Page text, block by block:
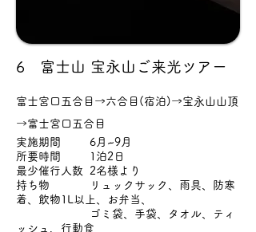
6 富士山 宝永山ご来光ツアー
富士宮口五合目→六合目(宿泊)→宝永山山頂
→富士宮口五合目
実施期間 6月~9月
所要時間 1泊2日
最少催行人数 2名様より
持ち物 リュックサック、雨具、防寒
着、飲物1L以上、お弁当、
ゴミ袋、手袋、タオル、ティ
ッシュ、行動食